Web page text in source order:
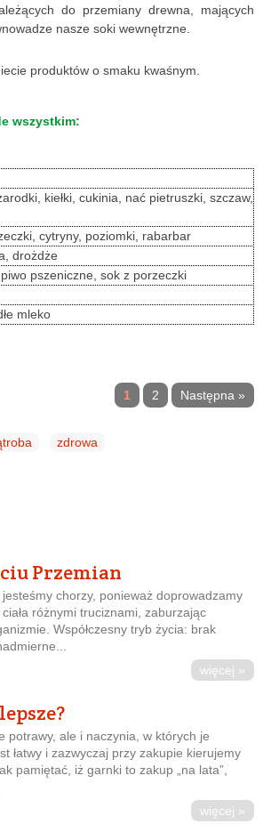
do przemiany drewna, mających
nasze soki wewnętrzne.
produktów o smaku kwaśnym.
wszystkim:
kiełki, cukinia, nać pietruszki, szczaw,
cytryny, poziomki, rabarbar
drożdże
pszeniczne, sok z porzeczki
mleko
1 2 Następna »
zdrowa
Przemian
chorzy, ponieważ doprowadzamy
różnymi truciznami, zaburzając
Współczesny tryb życia: brak
więcej »
potrawy, ale i naczynia, w których je
łatwy i zazwyczaj przy zakupie kierujemy
pamiętać, iż garnki to zakup „na lata”,
więcej »